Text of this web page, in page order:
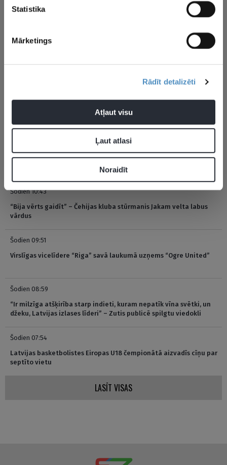
Statistika
Mārketings
Rādīt detalizēti
Atļaut visu
Ļaut atlasi
Noraidīt
NBA zvaigzne atklāj, kāpēc Melnkalnes milža dēļ izvēlējās citu
Šodien 10:43
“Bija vērts gaidīt” – Čehijas kluba stūrmanis Jakam velta labus
vārdus
Šodien 09:51
Virslīgas vicelīdere “Riga” savā laukumā uzņems “Ogre United”
Šodien 08:59
“Ir milzīga atšķirība starp indieti, kuram nepatīk vīna svētki, un
džeku, Latvijas izlases līderi” – Zutis publicē spilgtu viedokli
Šodien 07:54
Latvijas basketbolistes Eiropas U18 čempionātā aizvadīs cīņu par
septīto vietu
LASĪT VISAS